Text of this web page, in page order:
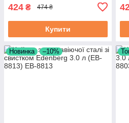
424 ₴ 474 ₴
Купити
Новинка –10%